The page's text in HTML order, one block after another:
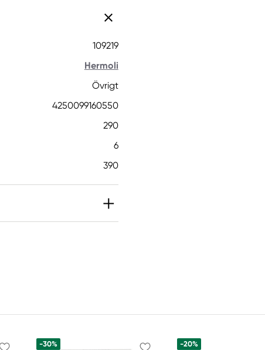
109219
Hermoli
Övrigt
4250099160550
290
6
390
-30% -20%